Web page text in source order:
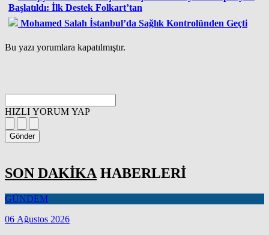
Başlatıldı: İlk Destek Folkart’tan
Mohamed Salah İstanbul’da Sağlık Kontrolünden Geçti
Bu yazı yorumlara kapatılmıştır.
HIZLI YORUM YAP
Gönder
SON DAKİKA HABERLERİ
GÜNDEM
06 Ağustos 2026